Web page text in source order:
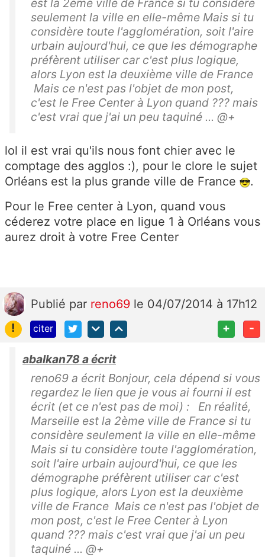
est la 2ème ville de France si tu considère
seulement la ville en elle-même Mais si tu
considère toute l'agglomération, soit l'aire
urbain aujourd'hui, ce que les démographe
préfèrent utiliser car c'est plus logique,
alors Lyon est la deuxième ville de France
Mais ce n'est pas l'objet de mon post,
c'est le Free Center à Lyon quand ??? mais
c'est vrai que j'ai un peu taquiné ... @+
lol il est vrai qu'ils nous font chier avec le
comptage des agglos :), pour le clore le sujet
Orléans est la plus grande ville de France
.
Pour le Free center à Lyon, quand vous
céderez votre place en ligue 1 à Orléans vous
aurez droit à votre Free Center
Publié par reno69 le 04/07/2014 à 17h12
!
citer + -
abalkan78 a écrit
reno69 a écrit Bonjour, cela dépend si vous
regardez le lien que je vous ai fourni il est
écrit (et ce n'est pas de moi) : En réalité,
Marseille est la 2ème ville de France si tu
considère seulement la ville en elle-même
Mais si tu considère toute l'agglomération,
soit l'aire urbain aujourd'hui, ce que les
démographe préfèrent utiliser car c'est
plus logique, alors Lyon est la deuxième
ville de France Mais ce n'est pas l'objet de
mon post, c'est le Free Center à Lyon
quand ??? mais c'est vrai que j'ai un peu
taquiné ... @+